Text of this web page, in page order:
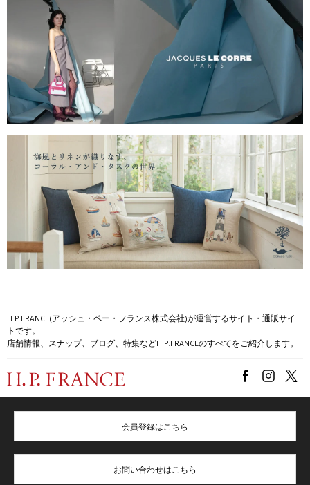
H.P.FRANCE(アッシュ・ペー・フランス株式会社)が運営するサイト・通販サイ
トです。
店舗情報、スナップ、ブログ、特集などH.P.FRANCEのすべてをご紹介します。
会員登録はこちら
お問い合わせはこちら